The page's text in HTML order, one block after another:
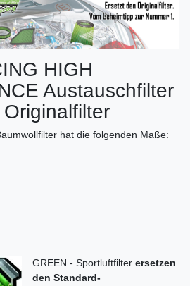
HIGH
Austauschfilter
hat die folgenden Maße:
GREEN - Sportluftfilter ersetzen
den Standard-